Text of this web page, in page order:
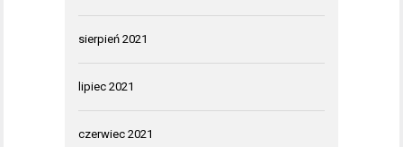
sierpień 2021
lipiec 2021
czerwiec 2021